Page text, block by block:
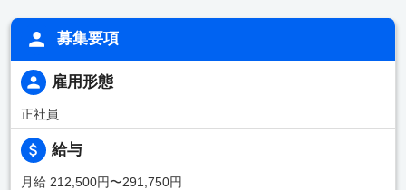
募集要項
雇用形態
正社員
給与
月給 212,500円〜291,750円